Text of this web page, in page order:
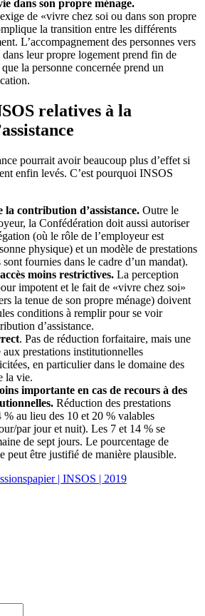
dans son propre ménage.
de «vivre chez soi ou dans son propre
la transition entre les différents
L’accompagnement des personnes vers
leur propre logement prend fin de
la personne concernée prend un
relatives à la
pourrait avoir beaucoup plus d’effet si
enfin levés. C’est pourquoi INSOS
la contribution d’assistance. Outre le
la Confédération doit aussi autoriser
(où le rôle de l’employeur est
physique) et un modèle de prestations
fournies dans le cadre d’un mandat).
moins restrictives. La perception
impotent et le fait de «vivre chez soi»
la tenue de son propre ménage) doivent
conditions à remplir pour se voir
d’assistance.
. Pas de réduction forfaitaire, mais une
prestations institutionnelles
en particulier dans le domaine des
la vie.
importante en cas de recours à des
Réduction des prestations
% au lieu des 10 et 20 % valables
par jour et nuit). Les 7 et 14 % se
de sept jours. Le pourcentage de
peut être justifié de manière plausible.
| INSOS | 2019